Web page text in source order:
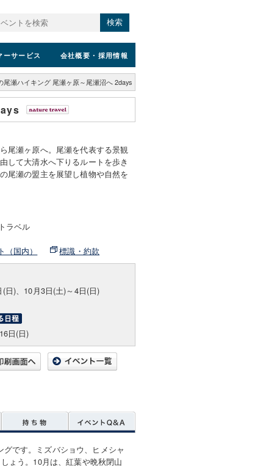
検索
ーサービス 会社概要 ・採用情報
尾瀬ハイキング 尾瀬ヶ原～尾瀬沼へ 2days
尾瀬ヶ原へ。尾瀬を代表する景観
して大清水へ下りるルートを歩き
尾瀬の盟主を展望し植物や自然を
ラベル
（国内） 標識・約款
日)、10月3日(土)～4日(日)
日(日)
です。ミズバショウ、ヒメシャ
ょう。10月は、紅葉や晩秋閉山